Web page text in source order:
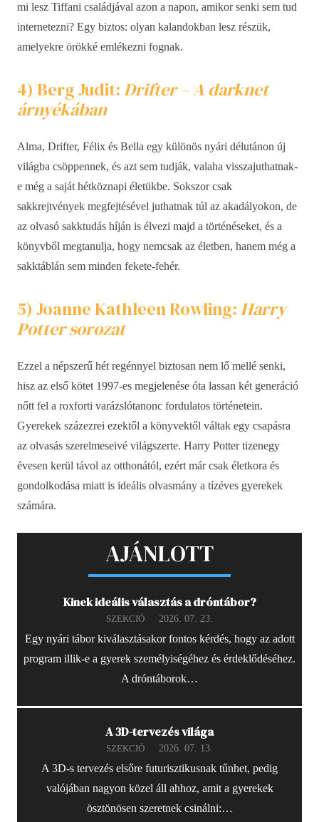
mi lesz Tiffani családjával azon a napon, amikor senki sem tud
internetezni? Egy biztos: olyan kalandokban lesz részük,
amelyekre örökké emlékezni fognak.
4) Berg Judit:Drifter – A darknet
árnyékában
Alma, Drifter, Félix és Bella egy különös nyári délutánon új
világba csöppennek, és azt sem tudják, valaha visszajuthatnak-
e még a saját hétköznapi életükbe. Sokszor csak
sakkrejtvények megfejtésével juthatnak túl az akadályokon, de
az olvasó sakktudás híján is élvezi majd a történéseket, és a
könyvből megtanulja, hogy nemcsak az életben, hanem még a
sakktáblán sem minden fekete-fehér.
5) Joanne Kathleen Rowling:Harry
Potter sorozat
Ezzel a népszerű hét regénnyel biztosan nem lő mellé senki,
hisz az első kötet 1997-es megjelenése óta lassan két generáció
nőtt fel a roxforti varázslótanonc fordulatos történetein.
Gyerekek százezrei ezektől a könyvektől váltak egy csapásra
az olvasás szerelmeseivé világszerte. Harry Potter tizenegy
évesen kerül távol az otthonától, ezért már csak életkora és
gondolkodása miatt is ideális olvasmány a tízéves gyerekek
számára.
AJÁNLOTT
Kinek ideális választás a dróntábor?
SZEKCIÓ 2026. 07. 23.
Egy nyári tábor kiválasztásakor fontos kérdés, hogy az adott
program illik-e a gyerek személyiségéhez és érdeklődéséhez.
A dróntáborok…
A 3D-tervezés világa
SZEKCIÓ 2026. 07. 13.
A 3D-s tervezés elsőre futurisztikusnak tűnhet, pedig
valójában nagyon közel áll ahhoz, amit a gyerekek
ösztönösen szeretnek csinálni:…